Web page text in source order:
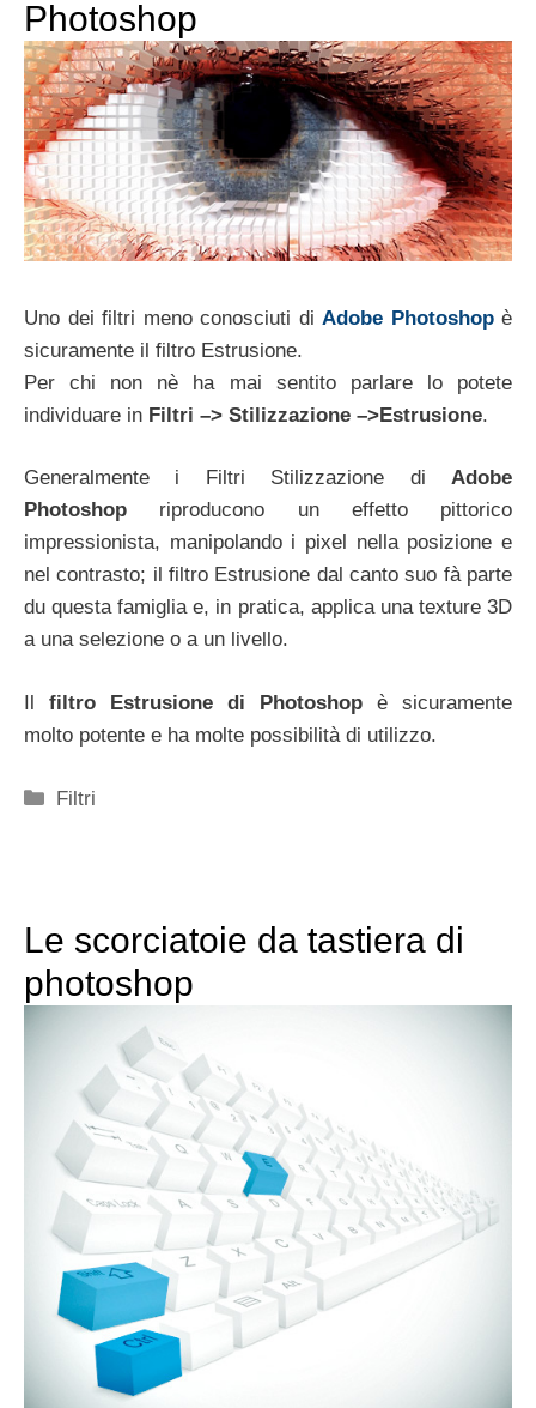
Photoshop
Uno dei filtri meno conosciuti di Adobe Photoshopè
sicuramente il filtro Estrusione.
Per chi non nè ha mai sentito parlare lo potete
individuare in Filtri –> Stilizzazione –>Estrusione.
Generalmente i Filtri Stilizzazione di Adobe
Photoshop riproducono un effetto pittorico
impressionista, manipolando i pixel nella posizione e
nel contrasto; il filtro Estrusione dal canto suo fà parte
du questa famiglia e, in pratica, applica una texture 3D
a una selezione o a un livello.
Il filtro Estrusione di Photoshop è sicuramente
molto potente e ha molte possibilità di utilizzo.
Categorie
Filtri
Le scorciatoie da tastiera di
photoshop